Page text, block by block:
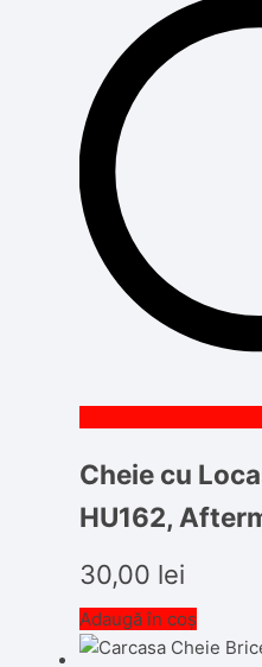
Cheie cu
HU162,
30,00 lei
Adaugă în coș